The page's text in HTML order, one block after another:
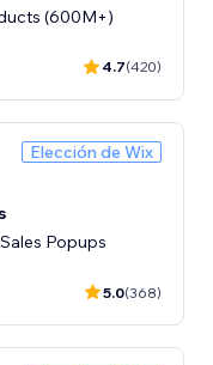
(600M+)
4.7(420)
Elección de Wix
Popups
5.0(368)